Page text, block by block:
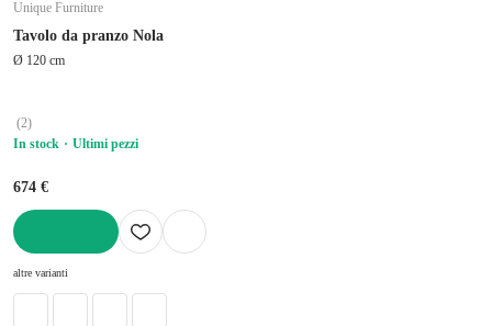
Unique Furniture
Tavolo da pranzo Nola
Ø 120 cm
(2)
In stock
Ultimi pezzi
674 €
altre varianti